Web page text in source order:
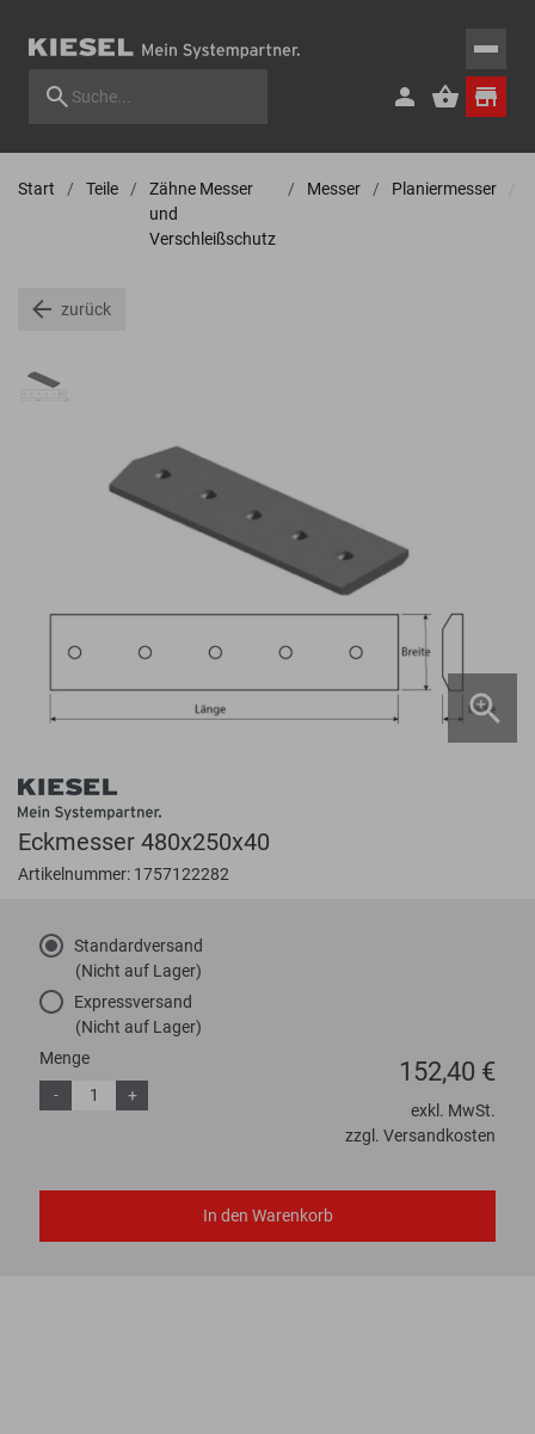
Start Teile
Zähne Messer
und
Verschleißschutz
Messer Planiermesser
zurück
Eckmesser 480x250x40
Artikelnummer: 1757122282
Standardversand
(Nicht auf Lager)
Expressversand
(Nicht auf Lager)
152,40 €
exkl. MwSt.
zzgl. Versandkosten
Menge
-
+
In den Warenkorb